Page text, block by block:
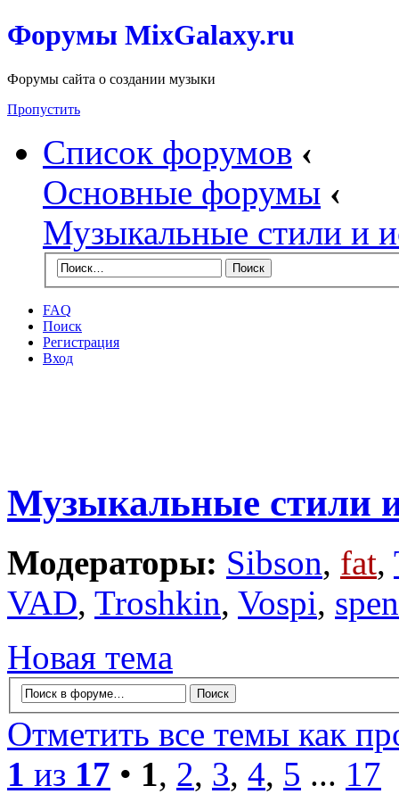
Форумы MixGalaxy.ru
Форумы сайта о создании музыки
Пропустить
Список форумов ‹
Основные форумы ‹
Музыкальные стили и
FAQ
Поиск
Регистрация
Вход
Музыкальные стили
Модераторы: Sibson, fat,
VAD, Troshkin, Vospi,
Новая тема
Отметить все темы как
1 из 17 • 1, 2, 3, 4, 5 ... 17